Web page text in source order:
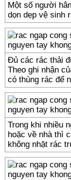
Một số người
dọn dẹp vệ sinh
Đủ các rác thải
Theo ghi nhận
có thùng rác để
Trong khi nhiều
hoặc về nhà thì
không nhặt rác